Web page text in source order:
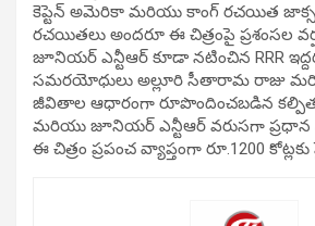
కెప్టెన్ అమెరికా మరియు కాంగ్ రచయిత
రచయితలు అందరూ ఈ చిత్రంపై ప్రశంసల
జూనియర్ ఎన్టీఆర్ కూడా నటించిన RRR
సమరయోధులు అల్లూరి సీతారామ రాజు
జీవితాల ఆధారంగా రూపొందించబడిన
మరియు జూనియర్ ఎన్టీఆర్ వరుసగా ప్రధాన
ఈ చిత్రం ప్రపంచ వ్యాప్తంగా రూ.1200